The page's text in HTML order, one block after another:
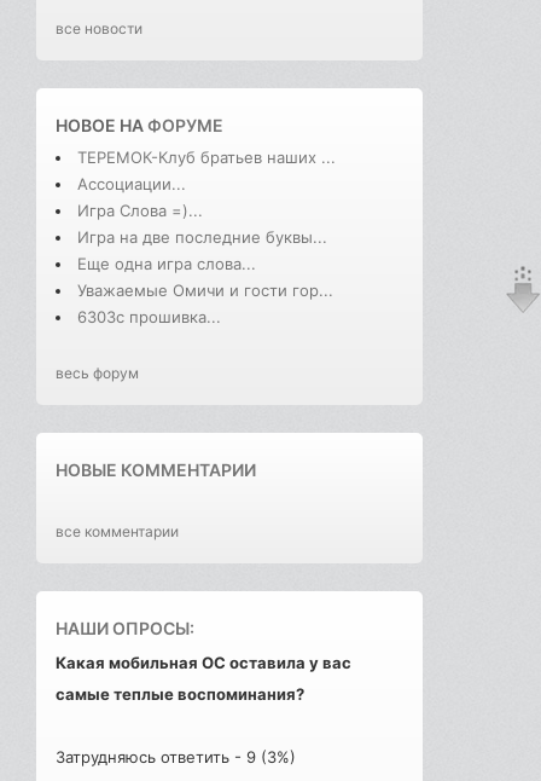
все новости
НОВОЕ НАФОРУМЕ
ТЕРЕМОК-Клуб братьев наших ...
Ассоциации...
Игра Слова =)...
Игра на две последние буквы...
Еще одна игра слова...
Уважаемые Омичи и гости гор...
6303с прошивка...
весь форум
НОВЫЕ КОММЕНТАРИИ
все комментарии
НАШИ ОПРОСЫ:
Какая мобильная ОС оставила у вас
самые теплые воспоминания?
Затрудняюсь ответить - 9 (3%)